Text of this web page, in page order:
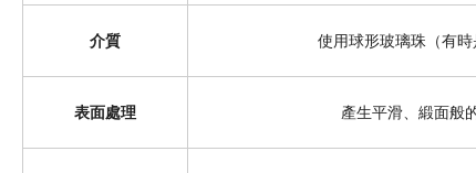
介質 使用球形玻璃珠（有時
表面處理 產生平滑、緞面般